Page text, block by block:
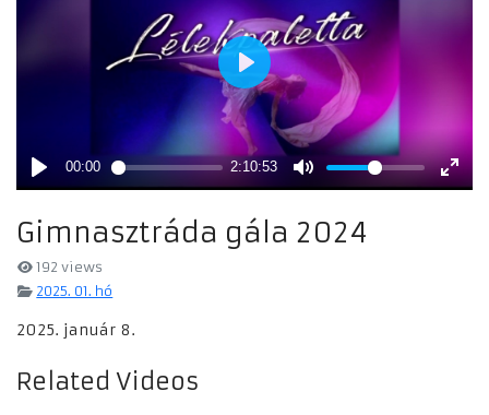
Gimnasztráda gála 2024
192 views
2025. 01. hó
2025. január 8.
Related Videos